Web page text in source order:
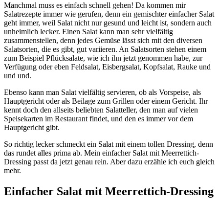
Manchmal muss es einfach schnell gehen! Da kommen mir
Salatrezepte immer wie gerufen, denn ein gemischter einfacher Salat
geht immer, weil Salat nicht nur gesund und leicht ist, sondern auch
unheimlich lecker. Einen Salat kann man sehr vielfältig
zusammenstellen, denn jedes Gemüse lässt sich mit den diversen
Salatsorten, die es gibt, gut variieren. An Salatsorten stehen einem
zum Beispiel Pflücksalate, wie ich ihn jetzt genommen habe, zur
Verfügung oder eben Feldsalat, Eisbergsalat, Kopfsalat, Rauke und
und und.
Ebenso kann man Salat vielfältig servieren, ob als Vorspeise, als
Hauptgericht oder als Beilage zum Grillen oder einem Gericht. Ihr
kennt doch den allseits beliebten Salatteller, den man auf vielen
Speisekarten im Restaurant findet, und den es immer vor dem
Hauptgericht gibt.
So richtig lecker schmeckt ein Salat mit einem tollen Dressing, denn
das rundet alles prima ab. Mein einfacher Salat mit Meerrettich-
Dressing passt da jetzt genau rein. Aber dazu erzähle ich euch gleich
mehr.
Einfacher Salat mit Meerrettich-Dressing